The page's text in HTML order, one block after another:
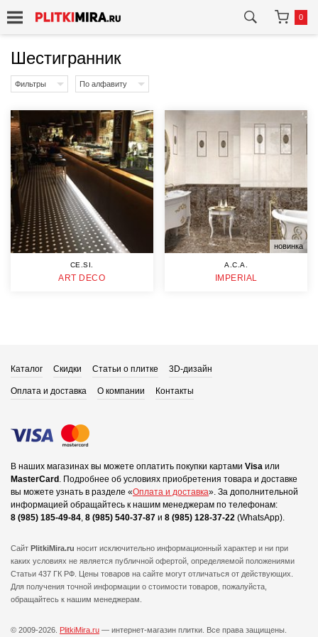
0
Шестигранник
Фильтры По алфавиту
CE.SI.
ART DECO
новинка
A.C.A.
IMPERIAL
Каталог Скидки Статьи о плитке 3D-дизайн
Оплата и доставка О компании Контакты
В наших магазинах вы можете оплатить покупки картами Visa или
MasterCard Подробнее об условиях приобретения товара и доставке
вы можете узнать в разделе «Оплата и доставка». За дополнительной
информацией обращайтесь к нашим менеджерам по телефонам:
8 (985) 185-49-84 8 (985) 540-37-87 и 8 (985) 128-37-22 (WhatsApp).
Сайт PlitkiMira.ru носит исключительно информационный характер и ни при
каких условиях не является публичной офертой, определяемой положениями
Статьи 437 ГК РФ. Цены товаров на сайте могут отличаться от действующих.
Для получения точной информации о стоимости товаров, пожалуйста,
обращайтесь к нашим менеджерам.
© 2009-2026. PlitkiMira.ru — интернет-магазин плитки. Все права защищены.